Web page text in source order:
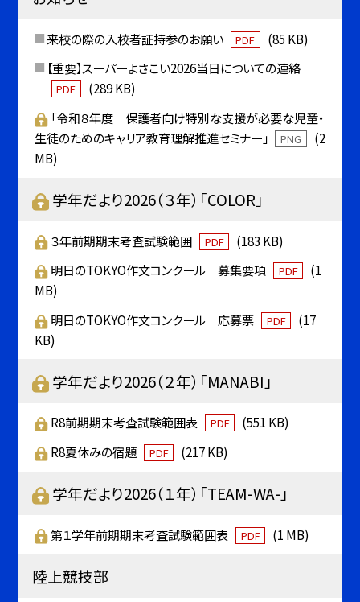
来校の際の入校者証持参のお願い PDF
(85 KB)
【重要】スーパーよさこい2026当日についての連絡
PDF
(289 KB)
「令和８年度 保護者向け特別な支援が必要な児童・
生徒のためのキャリア教育理解推進セミナー」
PNG
(2
MB)
学年だより2026（３年）「COLOR」
３年前期期末考査試験範囲 PDF
(183 KB)
明日のTOKYO作文コンクール 募集要項
PDF
(1
MB)
明日のTOKYO作文コンクール 応募票
PDF
(17
KB)
学年だより2026（２年）「MANABI」
R8前期期末考査試験範囲表 PDF
(551 KB)
R8夏休みの宿題
PDF (217 KB)
学年だより2026（１年）「TEAM-WA-」
第１学年前期期末考査試験範囲表 PDF (1 MB)
陸上競技部